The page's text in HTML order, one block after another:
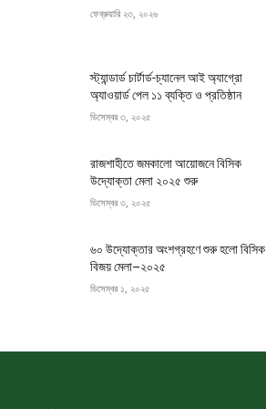
ফেব্রুয়ারি ২৩, ২০২৬
স্ট্যান্ডার্ড চার্টার্ড-চ্যানেল আই অ্যাগ্রো
অ্যাওয়ার্ড পেল ১১ ব্যক্তি ও প্রতিষ্ঠান
ডিসেম্বর ৩, ২০২৫
রাজশাহীতে জমকালো আয়োজনে বিসিক
উদ্যোক্তা মেলা ২০২৫ শুরু
ডিসেম্বর ৩, ২০২৫
৬০ উদ্যোক্তার অংশগ্রহণে শুরু হলো বিসিক
বিজয় মেলা–২০২৫
ডিসেম্বর ১, ২০২৫